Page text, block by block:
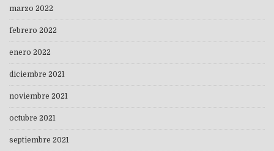
marzo 2022
febrero 2022
enero 2022
diciembre 2021
noviembre 2021
octubre 2021
septiembre 2021